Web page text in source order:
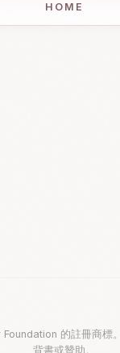
HOME
的註冊商標
背書或贊助。